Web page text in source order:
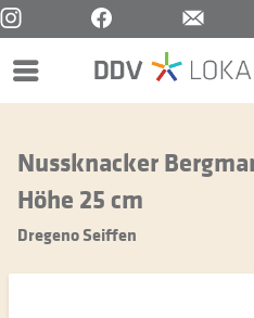
Menü
Nussknacker
Höhe 25 cm
Dregeno Seiffen